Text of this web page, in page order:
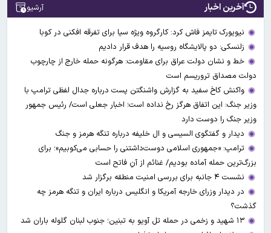
آخرین اخبار آرشیو
نیویورک تایمز فاش کرد: کارگروه ویژه سیا برای تفرقه افکنی در کوبا
زلنسکی: دو پالایشگاه روسیه را هدف قرار دادیم
خط و نشان دولت عراق برای مقاومت: هرگونه حمله خارج از چارچوب
دولت مصداق تروریسم است
واکنش کاخ سفید به گزارش واشنگتن پست درباره جدال لفظی ترامپ با
وزیر جنگ: این اتفاق هرگز رخ نداده است؛ اخبار جعلی است/ رئیس جمهور
وزیر جنگ را دوست دارد
دیدار و گفتگوی السیسی و ال خلیفه درباره تنگه هرمز و جنگ
ترامپ: «جمهوری اسلامی دوست‌داشتنی را حسابی می‌کوبیم»؛ برای
بزرگ‌ترین حمله آماده بودیم/ غنائم از آنِ فاتح است
نشست ۴ جانبه برای بررسی امنیت منطقه برگزار شد
در دیدار وزرای خارجه آمریکا و انگلیس درباره ایران و تنگه هرمز چه
گذشت؟
۱۳ شهید و زخمی در حمله تل آویو به تبنین؛ جنوب لبنان گلوله باران شد